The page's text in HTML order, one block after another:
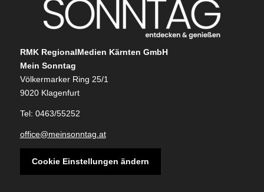
RMK RegionalMedien Kärnten GmbH
Mein Sonntag
Völkermarker Ring 25/1
9020 Klagenfurt
Tel: 0463/55252
office@meinsonntag.at
Cookie Einstellungen ändern